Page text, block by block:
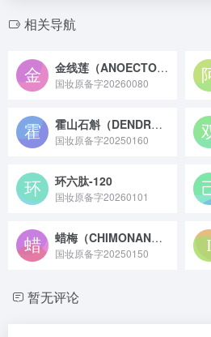
相关导航
金线莲（ANOECTOCHILUS ROXBURGHII）提取物
国妆原备字20260080
霍山石斛（DENDROBIUM HUOSHANENSE）茎提取物
国妆原备字20250160
环六肽-120
国妆原备字20260101
蜡梅（CHIMONANTHUS PRAECOX）花油
国妆原备字20250150
暂无评论